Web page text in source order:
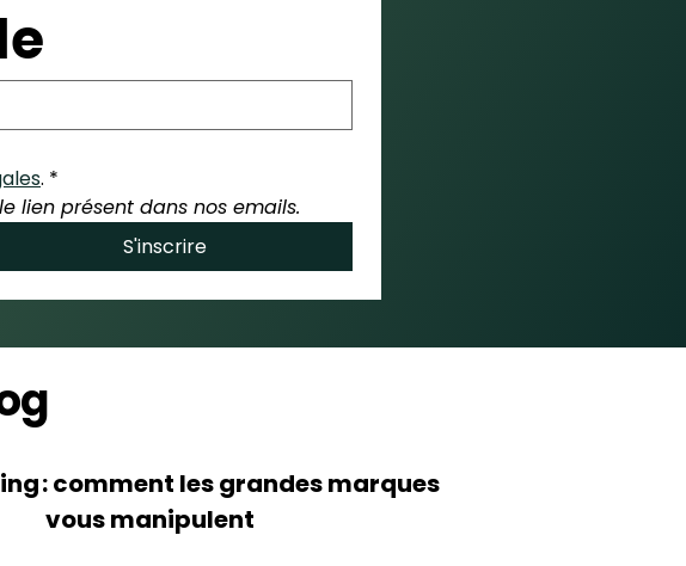
. *
lien présent dans nos emails.
S'inscrire
: comment les grandes marques
vous manipulent